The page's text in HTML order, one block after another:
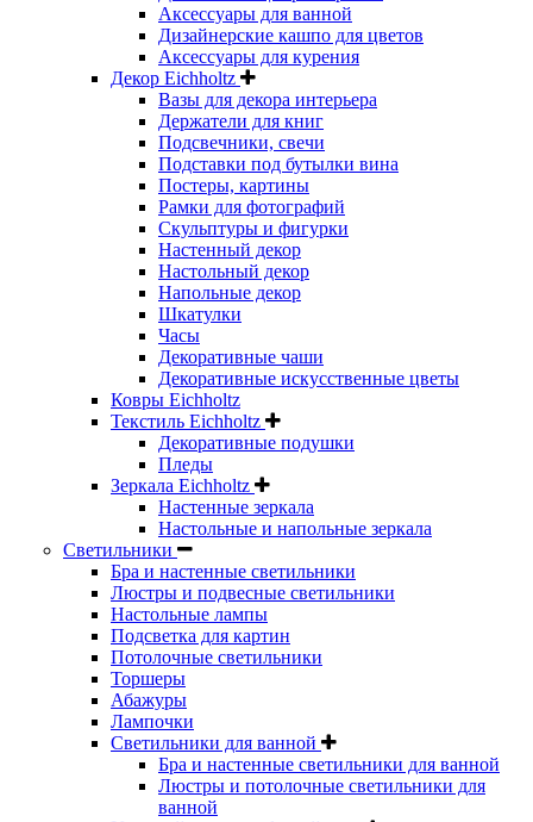
Аксессуары для ванной
Дизайнерские кашпо для цветов
Аксессуары для курения
Декор Eichholtz
Вазы для декора интерьера
Держатели для книг
Подсвечники, свечи
Подставки под бутылки вина
Постеры, картины
Рамки для фотографий
Скульптуры и фигурки
Настенный декор
Настольный декор
Напольные декор
Шкатулки
Часы
Декоративные чаши
Декоративные искусственные цветы
Ковры Eichholtz
Текстиль Eichholtz
Декоративные подушки
Пледы
Зеркала Eichholtz
Настенные зеркала
Настольные и напольные зеркала
Светильники
Бра и настенные светильники
Люстры и подвесные светильники
Настольные лампы
Подсветка для картин
Потолочные светильники
Торшеры
Абажуры
Лампочки
Светильники для ванной
Бра и настенные светильники для ванной
Люстры и потолочные светильники для
ванной